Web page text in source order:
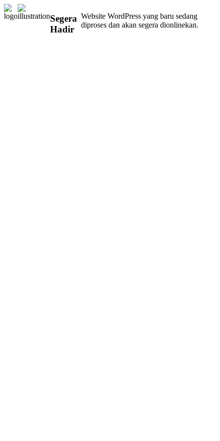
Segera
Hadir
Website WordPress yang baru sedang
diproses dan akan segera dionlinekan.